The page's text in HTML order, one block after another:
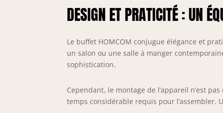
DESIGN ET PRATICITÉ : UN
Le buffet HOMCOM conjugue élégance et
un salon ou une salle à manger
sophistication.
Cependant, le montage de l’appareil n’est
temps considérable requis pour